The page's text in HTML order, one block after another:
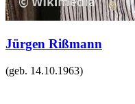
Jürgen Rißmann
(geb. 14.10.1963)